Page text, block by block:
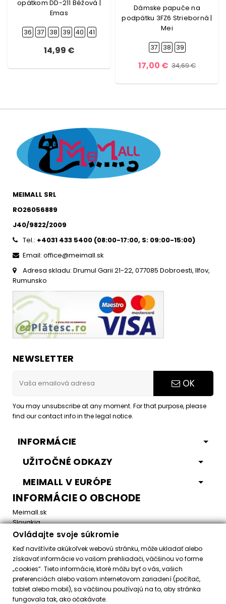
opätkom DD-211 Béžová |
Emas
36 37 38 39 40 41
14,99 €
Dámske papuče na
podpätku 3FZ6 Strieborná |
Mei
37 38 39
17,00 € 34,69 €
MEIMALL SRL
RO26056889
J40/9822/2009
Tel.: +4031 433 5400 (08:00-17:00, S: 09:00-15:00)
Email: office@meimall.sk
Adresa skladu: Drumul Garii 21-22, 077085 Dobroesti, Ilfov,
Rumunsko
NEWSLETTER
OK
You may unsubscribe at any moment. For that purpose, please
find our contact info in the legal notice.
INFORMÁCIE
UŽITOČNÉ ODKAZY
MEIMALL V EURÓPE
INFORMÁCIE O OBCHODE
Meimall.sk
Slovakia
Email:office@meimall.sk
Control your Privacy
Ovládajte svoje súkromie
Keď navštívite akúkoľvek webovú stránku, môže ukladať alebo
získavať informácie vo vašom prehliadači, väčšinou vo forme
„cookies“. Tieto informácie, ktoré môžu byť o vás, vašich
preferenciách alebo vašom internetovom zariadení (počítač,
tablet alebo mobil), sa väčšinou používajú na to, aby stránka
fungovala tak, ako očakávate.